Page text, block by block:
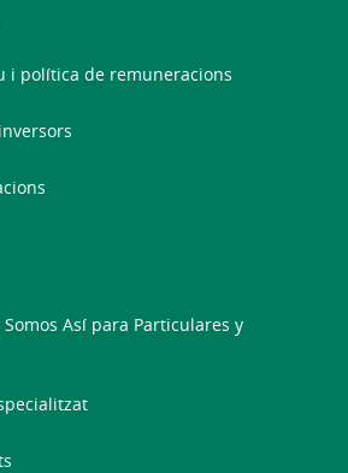
i política de remuneracions
Así para Particulares y